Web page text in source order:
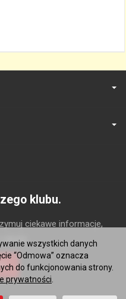
klubu.
ciekawe informacje,
wszystkich danych
“Odmowa” oznacza
do funkcjonowania strony.
prywatności